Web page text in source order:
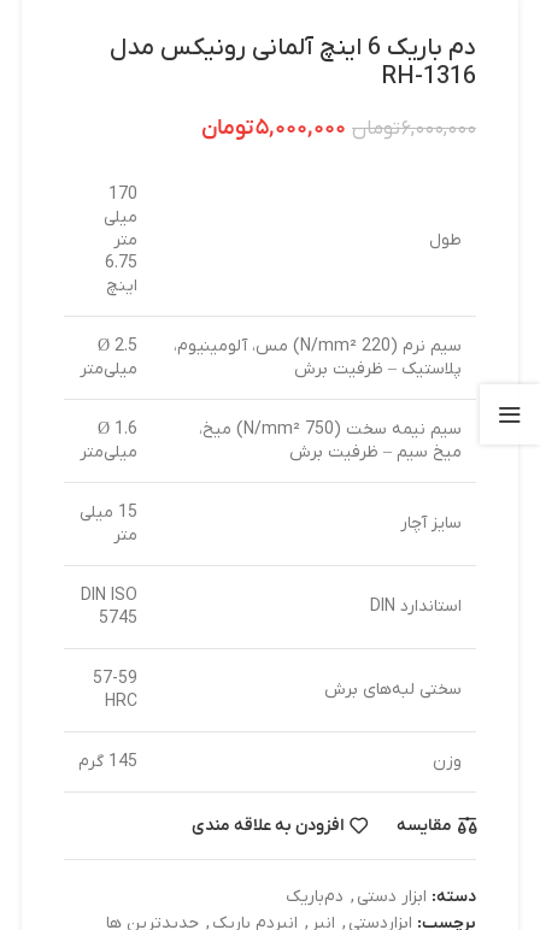
دم باریک 6 اینچ آلمانی رونیکس مدل
RH-1316
۶,۰۰۰,۰۰۰تومان ۵,۰۰۰,۰۰۰تومان
طول
170
میلی
متر
6.75
اینچ
سیم نرم (220 N/mm²) مس، آلومینیوم،
پلاستیک – ظرفیت برش
2.5 Ø
میلی‌متر
سیم نیمه سخت (750 N/mm²) میخ،
میخ سیم – ظرفیت برش
1.6 Ø
میلی‌متر
سایز آچار
15 میلی
متر
استاندارد DIN
DIN ISO
5745
سختی لبه‌های برش
57-59
HRC
وزن 145 گرم
مقایسه افزودن به علاقه مندی
دسته: ابزار دستی , دم‌باریک
برچسب: ابزاردستی , انبر , انبردم باریک , جدیدترین ها